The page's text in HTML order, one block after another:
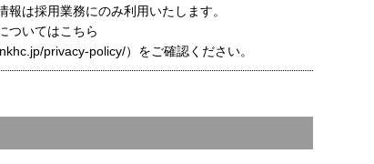
は採用業務にのみ利用いたします。
ついてはこちら
privacy-policy/）をご確認ください。